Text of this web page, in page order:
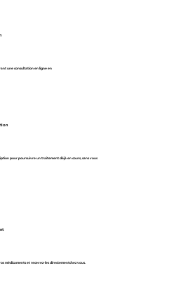
une consultation en ligne en
pour poursuivre un traitement déjà en cours, sans vous
médicaments et recevez-les directementchez vous.